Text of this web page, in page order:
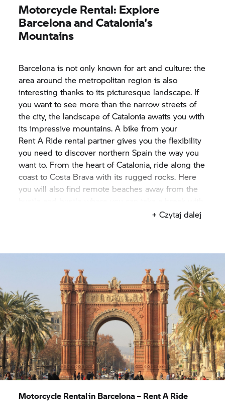
Motorcycle Rental: Explore
Barcelona and Catalonia’s
Mountains
Barcelona is not only known for art and culture: the
area around the metropolitan region is also
interesting thanks to its picturesque landscape. If
you want to see more than the narrow streets of
the city, the landscape of Catalonia awaits you with
its impressive mountains. A bike from your
Rent A Ride rental partner gives you the flexibility
you need to discover northern Spain the way you
want to. From the heart of Catalonia, ride along the
coast to Costa Brava with its rugged rocks. Here
you will also find remote beaches away from the
your motorcycle. Or head off to the hinterland of
motorbike fans. If you can't get enough of steep
mountain roads, you can also go on a multi-day
tour through the Pyrenees from Barcelona.
+ Czytaj dalej
Motorcycle Rental in Barcelona – Rent A Ride